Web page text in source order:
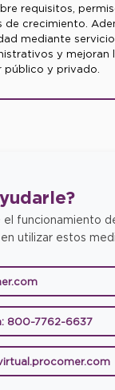
requisitos,
de crecimiento.
mediante
y mejoran
público y privado.
el funcionamiento
utilizar estos
800-7762-6637